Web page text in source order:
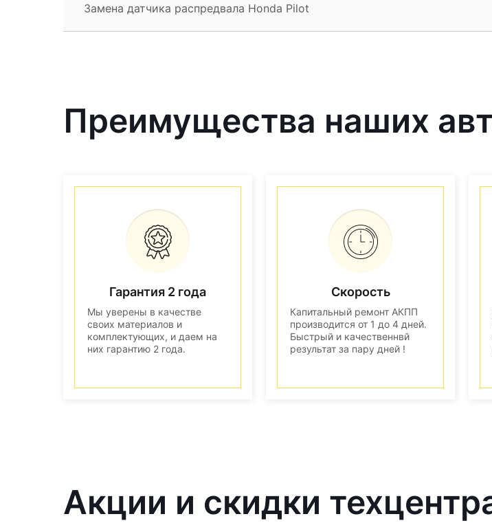
Замена датчика распредвала Honda Pilot
Преимущества наших
Гарантия 2 года
Мы уверены в качестве
своих материалов и
комплектующих, и даем на
них гарантию 2 года.
Скорость
Капитальный ремонт АКПП
производится от 1 до 4 дней.
Быстрый и качественнвй
результат за пару дней !
Акции и скидки